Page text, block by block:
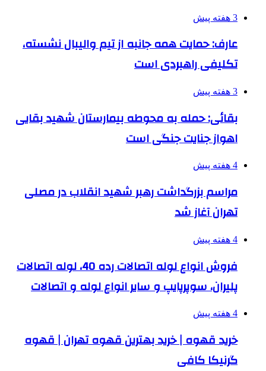
3 هفته پیش
عارف: حمایت همه جانبه از تیم والیبال نشسته،
تکلیفی راهبردی است
3 هفته پیش
بقائی: حمله به محوطه بیمارستان شهید بقایی
اهواز جنایت جنگی است
4 هفته پیش
مراسم بزرگداشت رهبر شهید انقلاب در مصلی
تهران آغاز شد
4 هفته پیش
فروش انواع لوله اتصالات رده 40، لوله اتصالات
پلیران، سوپرپایپ و سایر انواع لوله و اتصالات
4 هفته پیش
خرید قهوه | خرید بهترین قهوه تهران | قهوه
گرنیکا کافی